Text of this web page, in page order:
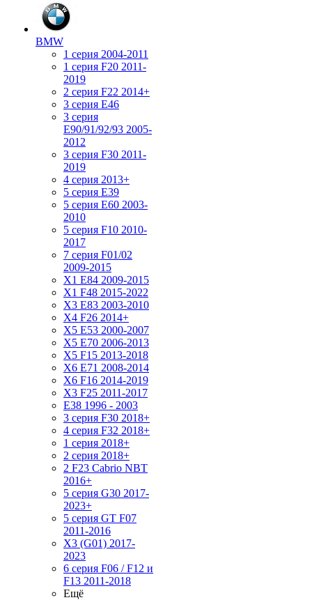
BMW
1 серия 2004-2011
1 серия F20 2011-
2019
2 серия F22 2014+
3 серия Е46
3 серия
E90/91/92/93 2005-
2012
3 серия F30 2011-
2019
4 серия 2013+
5 серия E39
5 серия E60 2003-
2010
5 серия F10 2010-
2017
7 серия F01/02
2009-2015
X1 E84 2009-2015
X1 F48 2015-2022
X3 E83 2003-2010
X4 F26 2014+
X5 E53 2000-2007
X5 E70 2006-2013
X5 F15 2013-2018
X6 E71 2008-2014
X6 F16 2014-2019
X3 F25 2011-2017
E38 1996 - 2003
3 серия F30 2018+
4 серия F32 2018+
1 серия 2018+
2 серия 2018+
2 F23 Cabrio NBT
2016+
5 серия G30 2017-
2023+
5 серия GT F07
2011-2016
X3 (G01) 2017-
2023
6 серия F06 / F12 и
F13 2011-2018
Ещё